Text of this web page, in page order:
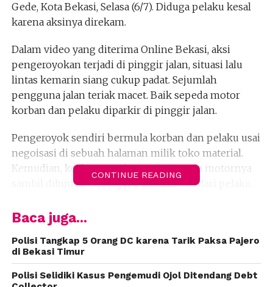
Gede, Kota Bekasi, Selasa (6/7). Diduga pelaku kesal
karena aksinya direkam.
Dalam video yang diterima Online Bekasi, aksi
pengeroyokan terjadi di pinggir jalan, situasi lalu
lintas kemarin siang cukup padat. Sejumlah
pengguna jalan teriak macet. Baik sepeda motor
korban dan pelaku diparkir di pinggir jalan.
Pengeroyok sendiri bermula korban dan pelaku usai
negoisasi di sebuah halaman milik toko material.
Kemudian, korban pergi menuju sepeda motornya
sambil dibuntuti, diduga ada intimidasi dari pelaku.
Sampai di pinggir jalan, mendadak pelaku dari
belakang memukul korban. Sejumlah kawan pelaku
membantunya. Korban akhirnya melawan, sejumlah
orang melerai. Tampak, sejumlah pelaku masih
kesal, bahkan seorang ojek online menjadi sasaran
CONTINUE READING
Baca juga...
Polisi Tangkap 5 Orang DC karena Tarik Paksa Pajero
di Bekasi Timur
Polisi Selidiki Kasus Pengemudi Ojol Ditendang Debt